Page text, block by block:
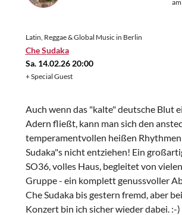
Latin, Reggae & Global Music in Berlin
Che Sudaka
Sa. 14.02.26 20:00
+ Special Guest
Auch wenn das "kalte" deutsche Blut
Adern fließt, kann man sich den
temperamentvollen heißen
Sudaka"s nicht entziehen! Ein
SO36, volles Haus, begleitet von
Gruppe - ein komplett genussvoller
Che Sudaka bis gestern fremd, aber
Konzert bin ich sicher wieder dabei. :-)